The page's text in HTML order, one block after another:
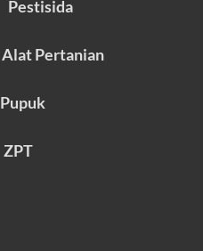
Pestisida
Alat Pertanian
Pupuk
ZPT